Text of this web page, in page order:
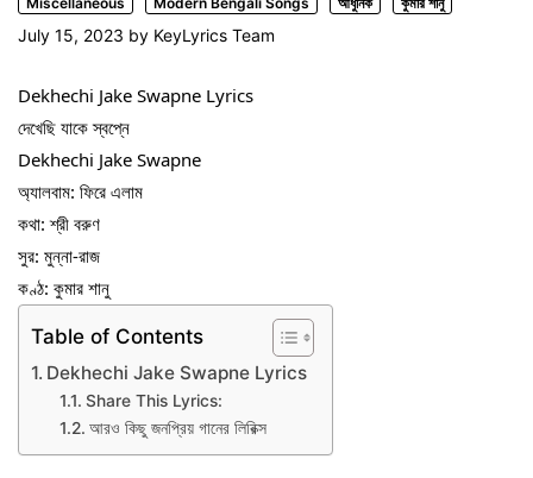
July 15, 2023 by KeyLyrics Team
Dekhechi Jake Swapne Lyrics
দেখেছি যাকে স্বপ্নে
Dekhechi Jake Swapne
অ্যালবাম: ফিরে এলাম
কথা: শ্রী বরুণ
সুর: মুন্না-রাজ
কণ্ঠ: কুমার শানু
Table of Contents
Dekhechi Jake Swapne Lyrics
Share This Lyrics:
আরও কিছু জনপ্রিয় গানের লিরিক্স